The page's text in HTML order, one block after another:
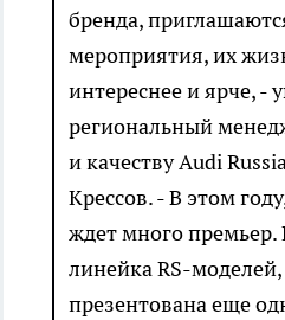
бренда,
мероприятия, их
интереснее и ярче, -
региональный
и качеству Аudi
Крессов. - В этом
ждет много премьер.
линейка RS-моделей,
презентована еще